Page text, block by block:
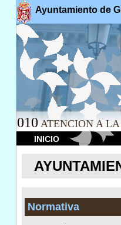
Ayuntamiento de
010 ATENCION A LA
INICIO
Normativa